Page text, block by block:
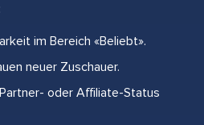
im Bereich «Beliebt».
neuer Zuschauer.
oder Affiliate-Status